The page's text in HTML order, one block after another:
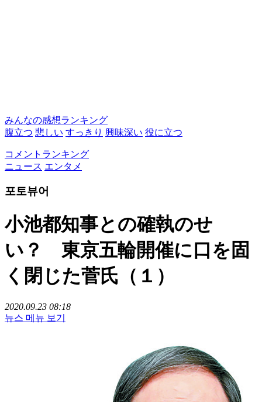
みんなの感想ランキング
腹立つ 悲しい すっきり 興味深い 役に立つ
コメントランキング
ニュース エンタメ
포토뷰어
小池都知事との確執のせ
い？ 東京五輪開催に口を固
く閉じた菅氏（１）
2020.09.23 08:18
뉴스 메뉴 보기